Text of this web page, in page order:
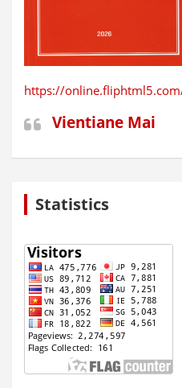
https://
Vientiane Mai
Statistics